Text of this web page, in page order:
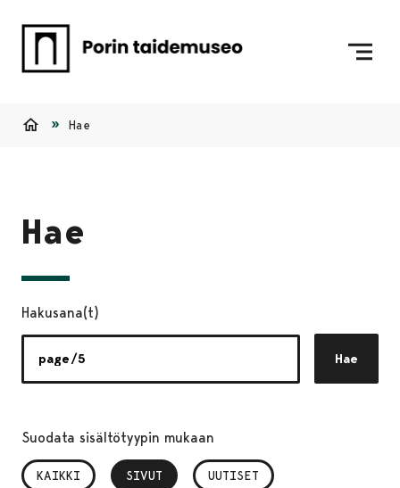
Hae
Hae
Hakusana(t)
Hae
Suodata sisältötyypin mukaan
KAIKKI SIVUT
, VALITTU UUTISET